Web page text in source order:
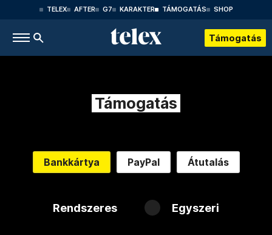
TELEX AFTER G7 KARAKTER TÁMOGATÁS SHOP
Támogatás
Támogatás
Bankkártya PayPal Átutalás
Rendszeres Egyszeri